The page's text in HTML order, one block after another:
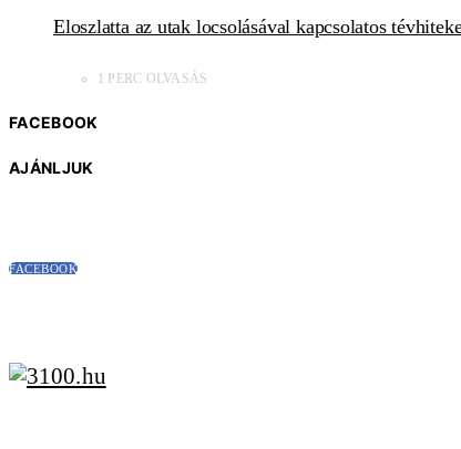
Eloszlatta az utak locsolásával kapcsolatos
1 PERC OLVASÁS
FACEBOOK
AJÁNLJUK
FACEBOOK